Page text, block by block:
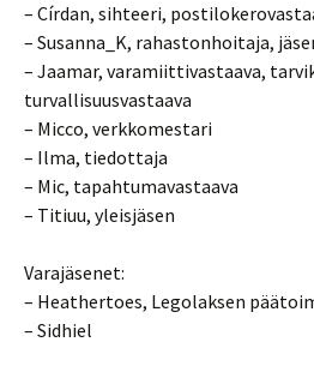
– Círdan, sihteeri,
– Susanna_K, rahastonhoitaja,
– Jaamar, varamiittivastaava,
turvallisuusvastaava
– Micco, verkkomestari
– Ilma, tiedottaja
– Mic, tapahtumavastaava
– Titiuu, yleisjäsen
Varajäsenet:
– Heathertoes, Legolaksen
– Sidhiel